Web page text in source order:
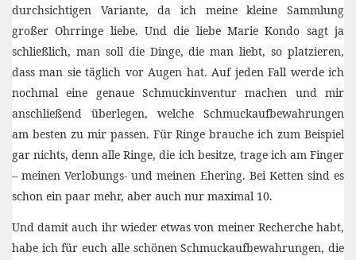
durchsichtigen Variante, da ich meine kleine Sammlung
großer Ohrringe liebe. Und die liebe Marie Kondo sagt ja
schließlich, man soll die Dinge, die man liebt, so platzieren,
dass man sie täglich vor Augen hat. Auf jeden Fall werde ich
nochmal eine genaue Schmuckinventur machen und mir
anschließend überlegen, welche Schmuckaufbewahrungen
am besten zu mir passen. Für Ringe brauche ich zum Beispiel
gar nichts, denn alle Ringe, die ich besitze, trage ich am Finger
– meinen Verlobungs- und meinen Ehering. Bei Ketten sind es
schon ein paar mehr, aber auch nur maximal 10.
Und damit auch ihr wieder etwas von meiner Recherche habt,
habe ich für euch alle schönen Schmuckaufbewahrungen, die